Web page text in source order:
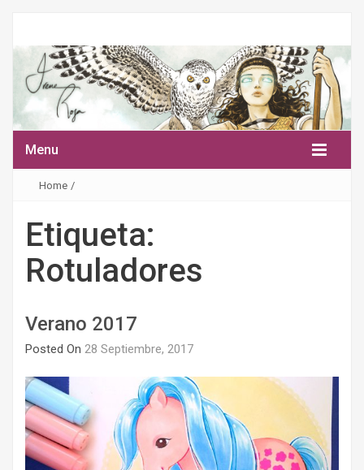
Menu
Home /
Etiqueta:
Rotuladores
Verano 2017
Posted On 28 Septiembre, 2017